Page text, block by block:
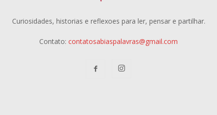
Curiosidades, historias e reflexoes para ler, pensar e partilhar.
Contato: contatosabiaspalavras@gmail.com